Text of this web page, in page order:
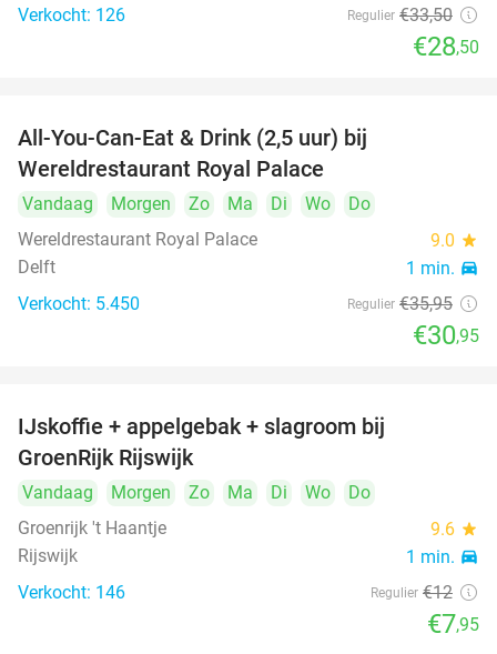
Verkocht: 126 Regulier €33,50
€28,50
All-You-Can-Eat & Drink (2,5 uur) bij
Wereldrestaurant Royal Palace
Vandaag Morgen Zo Ma Di Wo
Do
Wereldrestaurant Royal Palace
9.0 star
Delft 1 min. directions_car
Verkocht: 5.450 Regulier €35,95
€30,95
IJskoffie + appelgebak + slagroom bij
GroenRijk Rijswijk
Vandaag Morgen Zo Ma Di Wo
Do
Groenrijk 't Haantje
9.6 star
Rijswijk 1 min. directions_car
Verkocht: 146 Regulier €12
€7,95